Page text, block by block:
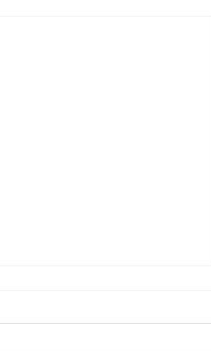
Das Nähatelier hat fleissig die